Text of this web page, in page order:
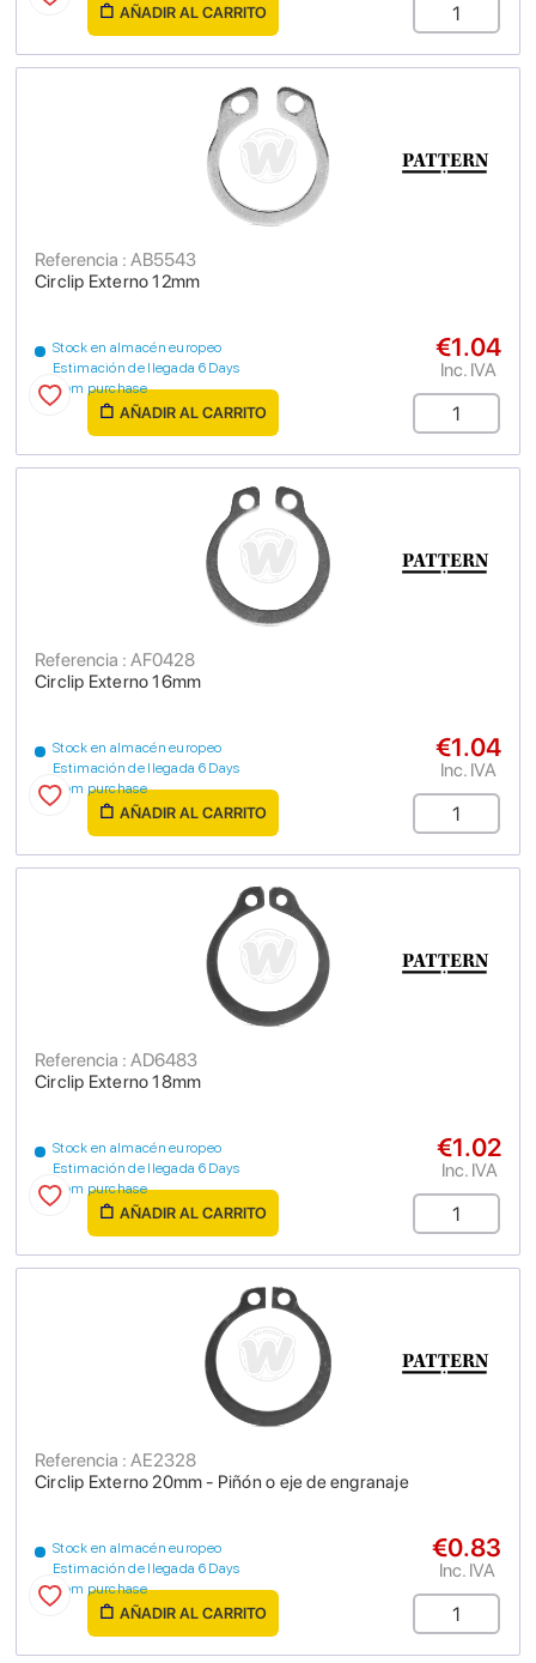
AÑADIR AL CARRITO
Circlip Externo 12mm
Referencia : AB5543
Stock en almacén europeo
Estimación de llegada 6 Days
from purchase
€1.04
Inc. IVA
AÑADIR AL CARRITO
Circlip Externo 16mm
Referencia : AF0428
Stock en almacén europeo
Estimación de llegada 6 Days
from purchase
€1.04
Inc. IVA
AÑADIR AL CARRITO
Circlip Externo 18mm
Referencia : AD6483
Stock en almacén europeo
Estimación de llegada 6 Days
from purchase
€1.02
Inc. IVA
AÑADIR AL CARRITO
Circlip Externo 20mm - Piñón o eje de engranaje
Referencia : AE2328
Stock en almacén europeo
Estimación de llegada 6 Days
from purchase
€0.83
Inc. IVA
AÑADIR AL CARRITO